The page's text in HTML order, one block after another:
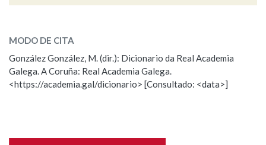
BUSCAR NO CONTIDO
Nas definicións
Observación
Nome
MODO DE CITA
González González, M. (dir.): Dicionario da Real Academia
Galega. A Coruña: Real Academia Galega.
<https://academia.gal/dicionario> [Consultado: <data>]